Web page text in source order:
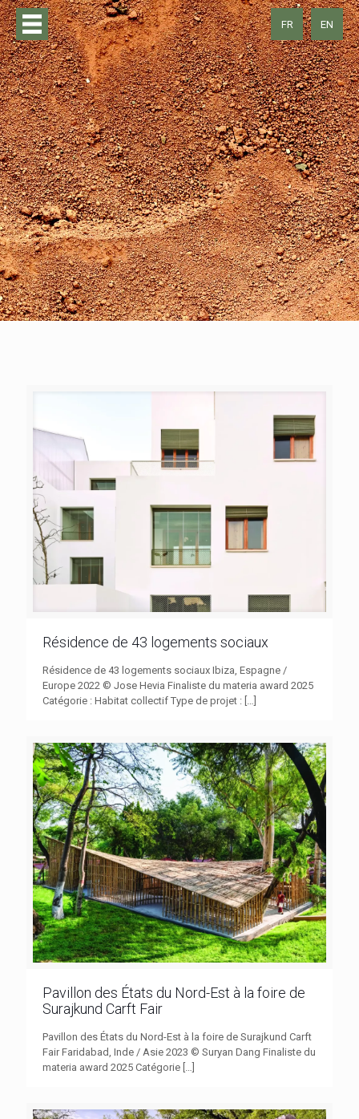
FR EN
Résidence de 43 logements sociaux
Résidence de 43 logements sociaux Ibiza, Espagne /
Europe 2022 © Jose Hevia Finaliste du materia award 2025
Catégorie : Habitat collectif Type de projet : […]
Pavillon des États du Nord-Est à la foire de
Surajkund Carft Fair
Pavillon des États du Nord-Est à la foire de Surajkund Carft
Fair Faridabad, Inde / Asie 2023 © Suryan Dang Finaliste du
materia award 2025 Catégorie […]